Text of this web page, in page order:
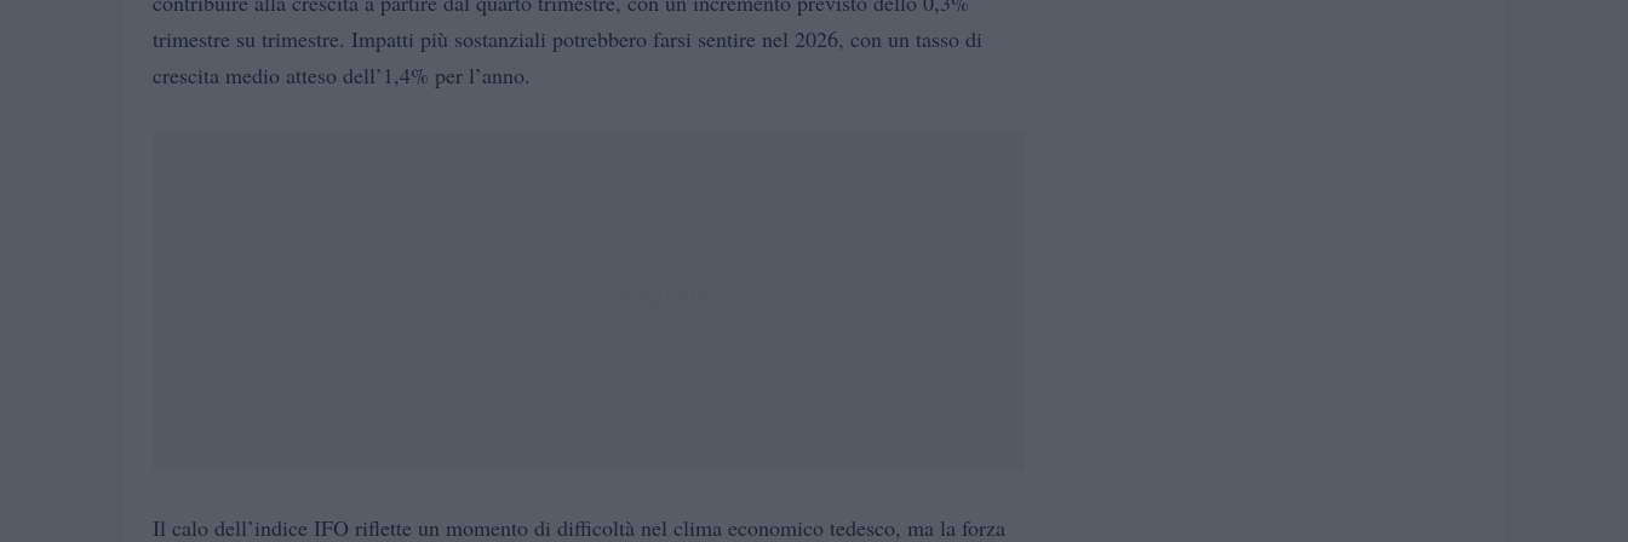
trimestre su trimestre. Impatti più sostanziali potrebbero farsi sentire nel 2026, con un tasso di
crescita medio atteso dell’1,4% per l’anno.
Il calo dell’indice IFO riflette un momento di difficoltà nel clima economico tedesco, ma la forza